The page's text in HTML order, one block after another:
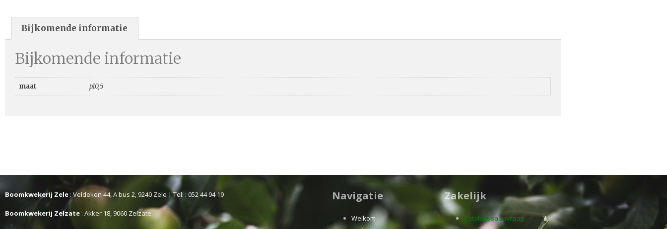
Bijkomende informatie
Bijkomende informatie
maat p10,5
Boomkwekerij Zele : Veldeken 44, A bus 2, 9240 Zele | Tel. : 052 44 94 19
Boomkwekerij Zelzate : Akker 18, 9060 Zelzate
Navigatie
Welkom
Zakelijk
Catalogusaanvraag